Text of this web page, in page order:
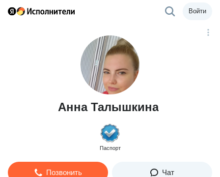
Войти
Анна Талышкина
Паспорт
Позвонить Чат